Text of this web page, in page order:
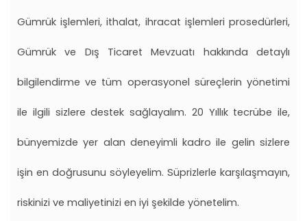
Gümrük işlemleri, ithalat, ihracat işlemleri prosedürleri,
Gümrük ve Dış Ticaret Mevzuatı hakkında detaylı
bilgilendirme ve tüm operasyonel süreçlerin yönetimi
ile ilgili sizlere destek sağlayalım. 20 Yıllık tecrübe ile,
bünyemizde yer alan deneyimli kadro ile gelin sizlere
işin en doğrusunu söyleyelim. Süprizlerle karşılaşmayın,
riskinizi ve maliyetinizi en iyi şekilde yönetelim.